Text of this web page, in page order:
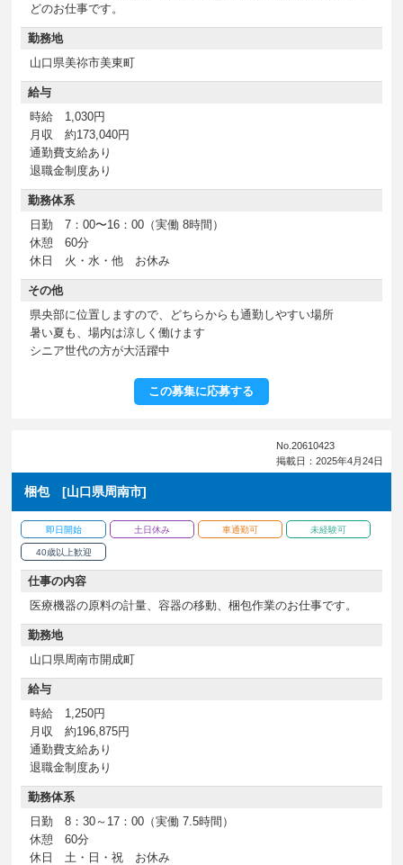
どのお仕事です。
勤務地
山口県美祢市美東町
給与
時給 1,030円
月収 約173,040円
通勤費支給あり
退職金制度あり
勤務体系
日勤 7：00〜16：00（実働 8時間）
休憩 60分
休日 火・水・他 お休み
その他
県央部に位置しますので、どちらからも通勤しやすい場所
暑い夏も、場内は涼しく働けます
シニア世代の方が大活躍中
この募集に応募する
No.20610423
掲載日：2025年4月24日
梱包 [山口県周南市]
即日開始 土日休み 車通勤可 未経験可
40歳以上歓迎
仕事の内容
医療機器の原料の計量、容器の移動、梱包作業のお仕事です。
勤務地
山口県周南市開成町
給与
時給 1,250円
月収 約196,875円
通勤費支給あり
退職金制度あり
勤務体系
日勤 8：30～17：00（実働 7.5時間）
休憩 60分
休日 土・日・祝 お休み